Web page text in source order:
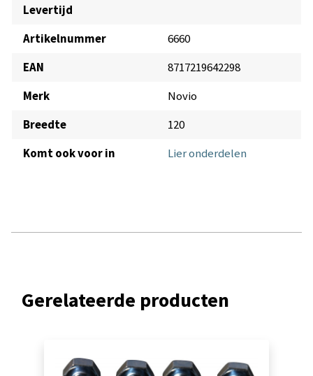
Levertijd
Artikelnummer
6660
EAN
8717219642298
Merk
Novio
Breedte
120
Komt ook voor in
Lier onderdelen
Gerelateerde producten